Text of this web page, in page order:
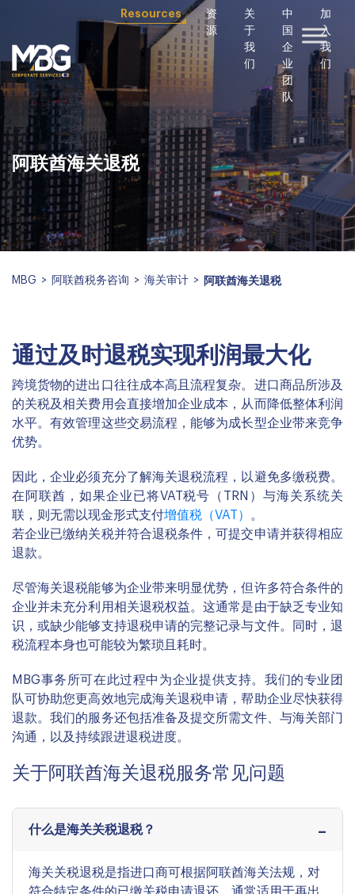
Resources
资
源
关
于
我
们
中
国
企
业
团
队
加
入
我
们
阿联酋海关退税
MBG > 阿联酋税务咨询 > 海关审计 > 阿联酋海关退税
通过及时退税实现利润最大化
跨境货物的进出口往往成本高且流程复杂。进口商品所涉及
的关税及相关费用会直接增加企业成本，从而降低整体利润
水平。有效管理这些交易流程，能够为成长型企业带来竞争
优势。
因此，企业必须充分了解海关退税流程，以避免多缴税费。
在阿联酋，如果企业已将VAT税号（TRN）与海关系统关
联，则无需以现金形式支付增值税（VAT）
。
若企业已缴纳关税并符合退税条件，可提交申请并获得相应
退款。
尽管海关退税能够为企业带来明显优势，但许多符合条件的
企业并未充分利用相关退税权益。这通常是由于缺乏专业知
识，或缺少能够支持退税申请的完整记录与文件。同时，退
税流程本身也可能较为繁琐且耗时。
MBG事务所可在此过程中为企业提供支持。我们的专业团
队可协助您更高效地完成海关退税申请，帮助企业尽快获得
退款。我们的服务还包括准备及提交所需文件、与海关部门
沟通，以及持续跟进退税进度。
关于阿联酋海关退税服务常见问题
什么是海关关税退税？
海关关税退税是指进口商可根据阿联酋海关法规，对